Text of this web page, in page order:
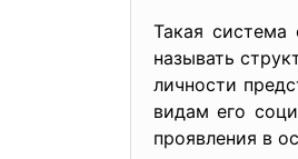
Такая система
называть
личности
видам его
проявления в